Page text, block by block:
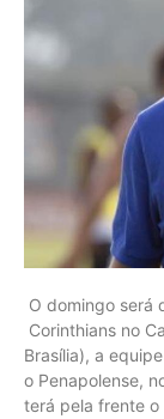
O domingo será
Corinthians no
Brasília), a
o Penapolense,
terá pela frente o